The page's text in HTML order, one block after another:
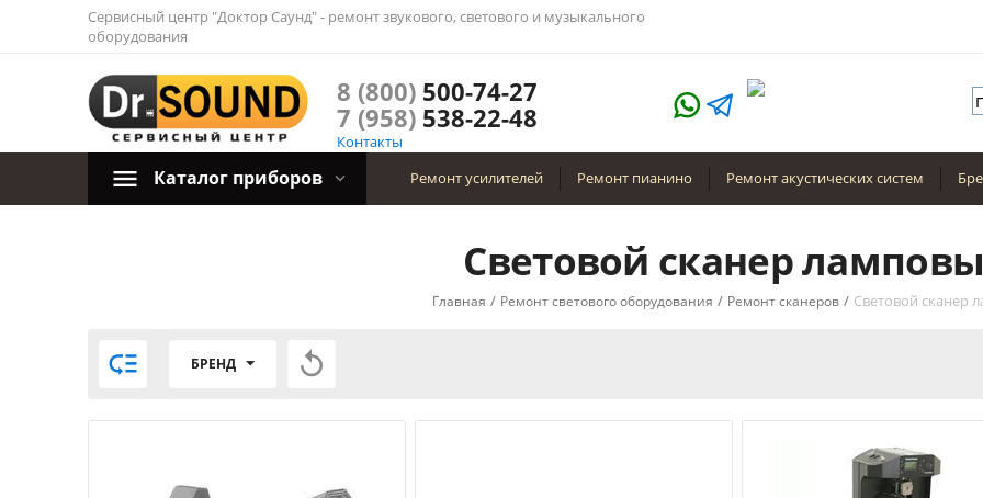
Сервисный центр "Доктор Саунд" - ремонт звукового, светового и музыкального
оборудования
8 (800)500-74-27
7 (958)538-22-48
Контакты
Каталог приборов Ремонт усилителей Ремонт пианино Ремонт акустических систем
Световой сканер
Главная / Ремонт светового оборудования / Ремонт сканеров / Световой сканер
 БРЕНД 